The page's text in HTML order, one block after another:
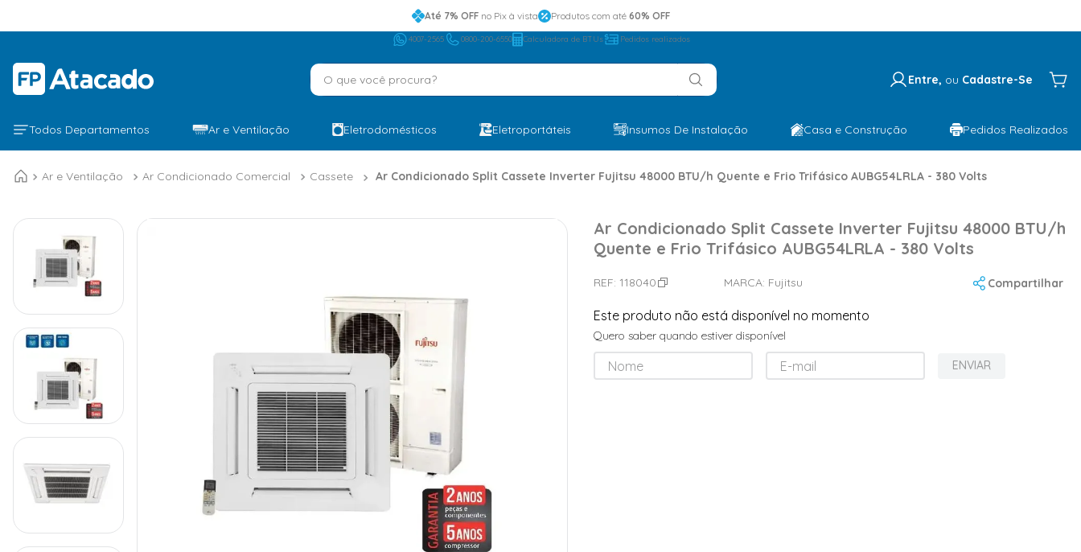
Até 7% OFFno Pix à vista Produtos com até 60% OFF
4007-2565 0800-200-6550 Calculadora de BTUs Pedidos realizados
O que você procura?
Entre, ou Cadastre-Se
Todos Departamentos Ar e Ventilação Eletrodomésticos Eletroportáteis Insumos De Instalação Casa e Construção Pedidos Realizados
Ar e Ventilação Ar Condicionado Comercial Cassete Ar Condicionado Split Cassete Inverter Fujitsu 48000 BTU/h Quente e Frio Trifásico AUBG54LRLA - 380 Volts
Ar Condicionado Split Cassete Inverter Fujitsu 48000 BTU/h
Quente e Frio Trifásico AUBG54LRLA - 380 Volts
REF: 118040 MARCA: Fujitsu Compartilhar
Este produto não está disponível no momento
Quero saber quando estiver disponível
ENVIAR